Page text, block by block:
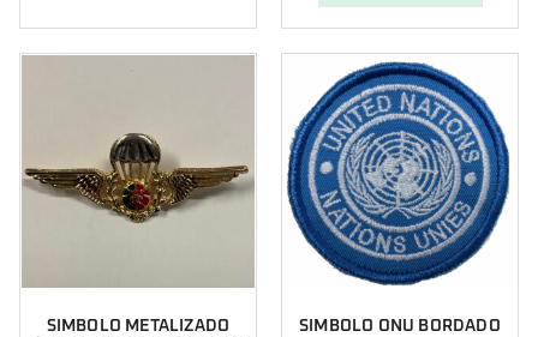
SIMBOLO METALIZADO
SIMBOLO ONU BORDADO